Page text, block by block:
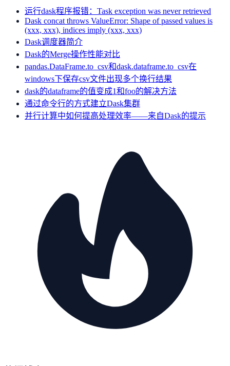
运行dask程序报错：Task exception was never retrieved
Dask concat throws ValueError: Shape of passed values is
(xxx, xxx), indices imply (xxx, xxx)
Dask调度器简介
Dask的Merge操作性能对比
pandas.DataFrame.to_csv和dask.dataframe.to_csv在
windows下保存csv文件出现多个换行结果
dask的dataframe的值变成1和foo的解决方法
通过命令行的方式建立Dask集群
并行计算中如何提高处理效率——来自Dask的提示